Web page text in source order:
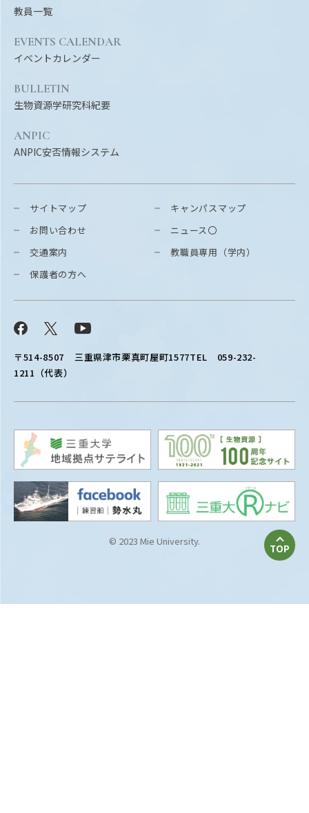
〒514-8507 三重県津市栗真町屋町1577TEL 059-232-
1211（代表）
サイトマップ
お問い合わせ
交通案内
保護者の方へ
Facebook
キャンパスマップ
ニュース〇
教職員専用（学内）
教員一覧
EVENTS CALENDAR
イベントカレンダー
BULLETIN
生物資源学研究科紀要
ANPIC
ANPIC安否情報システム
© 2023 Mie University.
TOP